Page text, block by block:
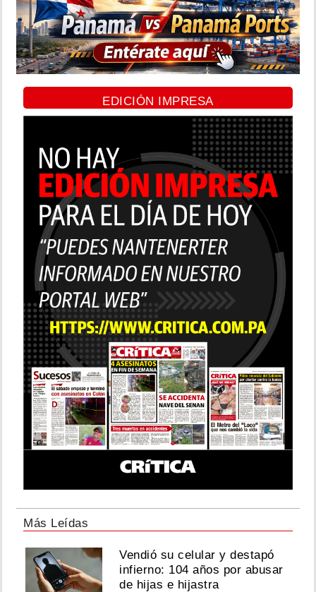
EDICIÓN IMPRESA
Más Leídas
Vendió su celular y destapó
infierno: 104 años por abusar
de hijas e hijastra